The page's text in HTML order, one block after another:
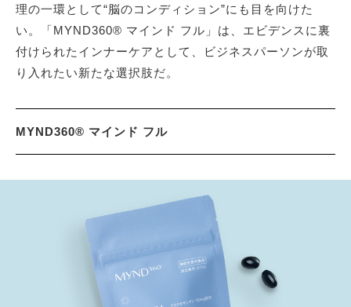
理の一環として“脳のコンディション”にも目を向けた
い。「MYND360® マインド フル」は、エビデンスに裏
付けられたインナーケアとして、ビジネスパーソンが取
り入れたい新たな選択肢だ。
MYND360® マインド フル